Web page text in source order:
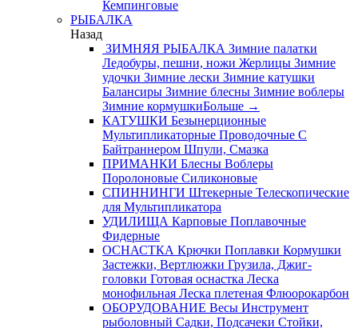
Кемпинговые
РЫБАЛКА
Назад
ЗИМНЯЯ РЫБАЛКА Зимние палатки
Ледобуры, пешни, ножи Жерлицы Зимние
удочки Зимние лески Зимние катушки
Балансиры Зимние блесны Зимние воблеры
Зимние кормушкиБольше →
КАТУШКИ Безынерционные
Мультипликаторные Проводочные С
Байтраннером Шпули, Смазка
ПРИМАНКИ Блесны Воблеры
Поролоновые Силиконовые
СПИННИНГИ Штекерные Телескопические
для Мультипликатора
УДИЛИЩА Карповые Поплавочные
Фидерные
ОСНАСТКА Крючки Поплавки Кормушки
Застежки, Вертлюжки Грузила, Джиг-
головки Готовая оснастка Леска
монофильная Леска плетеная Флюорокарбон
ОБОРУДОВАНИЕ Весы Инструмент
рыболовный Садки, Подсачеки Стойки,